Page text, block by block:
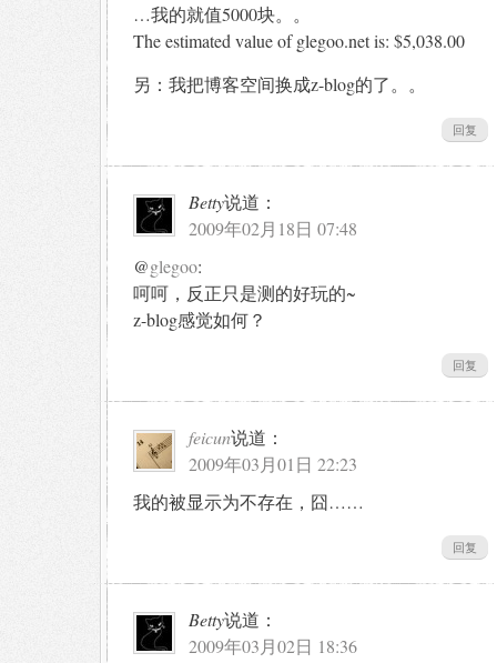
…我的就值5000块。。
The estimated value of glegoo.net is: $5,038.00
另：我把博客空间换成z-blog的了。。
回复
Betty说道：
2009年02月18日 07:48
@glegoo:
呵呵，反正只是测的好玩的~
z-blog感觉如何？
回复
feicun说道：
2009年03月01日 22:23
我的被显示为不存在，囧……
回复
Betty说道：
2009年03月02日 18:36